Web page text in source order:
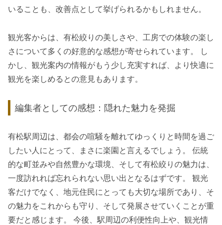
いることも、改善点として挙げられるかもしれません。
観光客からは、有松絞りの美しさや、工房での体験の楽し
さについて多くの好意的な感想が寄せられています。 し
かし、観光案内の情報がもう少し充実すれば、より快適に
観光を楽しめるとの意見もあります。
編集者としての感想：隠れた魅力を発掘
有松駅周辺は、都会の喧騒を離れてゆっくりと時間を過ご
したい人にとって、まさに楽園と言えるでしょう。 伝統
的な町並みや自然豊かな環境、そして有松絞りの魅力は、
一度訪れれば忘れられない思い出となるはずです。 観光
客だけでなく、地元住民にとっても大切な場所であり、そ
の魅力をこれからも守り、そして発展させていくことが重
要だと感じます。 今後、駅周辺の利便性向上や、観光情